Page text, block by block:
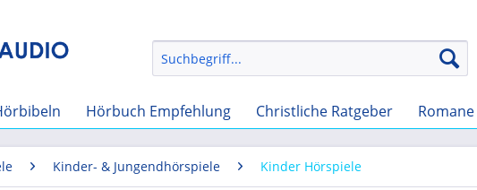
Hörbuch Empfehlung Christliche Ratgeber Romane
Kinder- & Jungendhörspiele Kinder Hörspiele